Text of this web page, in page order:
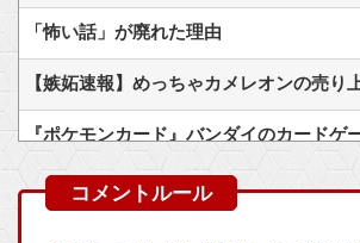
「怖い話」が廃れた理由